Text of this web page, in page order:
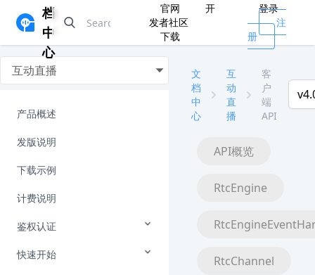
档
中
心
官网
开
发者社区
下载
登录
注
册
互动直播
产品概述
发版说明
下载示例
计费说明
鉴权认证
快速开始
文
档
中
心
互
动
直
播
客
户
端
API
API概览
RtcEngine
RtcChannel